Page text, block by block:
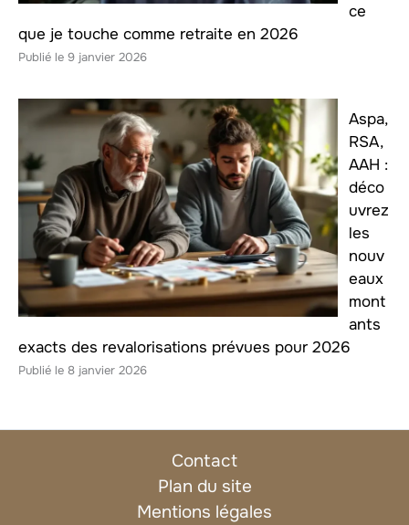
ce
que je touche comme retraite en 2026
9 janvier 2026
Aspa,
RSA,
AAH :
déco
uvrez
les
nouv
eaux
mont
ants
exacts des revalorisations prévues pour 2026
8 janvier 2026
Contact
Plan du site
Mentions légales